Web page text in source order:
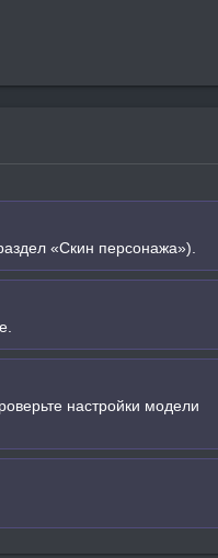
«Скин персонажа»).
настройки модели